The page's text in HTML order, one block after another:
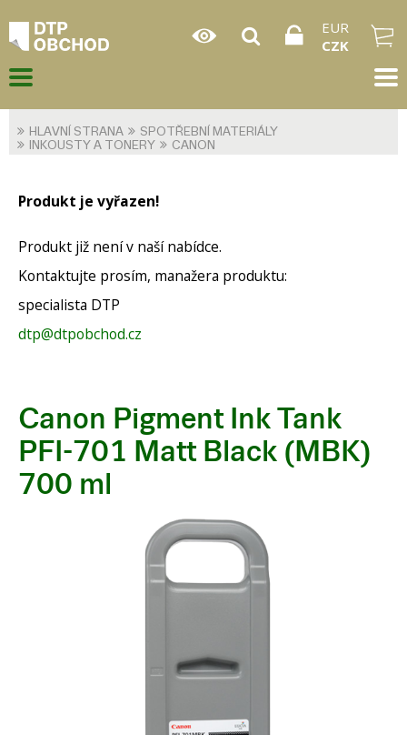
EUR
CZK
HLAVNÍ STRANA
SPOTŘEBNÍ MATERIÁLY
INKOUSTY A TONERY
CANON
Produkt je vyřazen!
Produkt již není v naší nabídce.
Kontaktujte prosím, manažera produktu:
specialista DTP
dtp@dtpobchod.cz
Canon Pigment Ink Tank
PFI-701 Matt Black (MBK)
700 ml